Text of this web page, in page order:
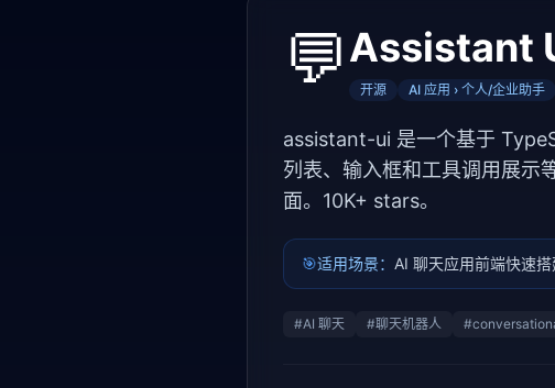
💬Assistant
开源 AI 应用 › 个人/企业助手
assistant-ui 是一个基于
列表、输入框和工具调用展示
面。10K+ stars。
🎯适用场景： AI 聊天应用前端快速
#AI 聊天 #聊天机器人 #